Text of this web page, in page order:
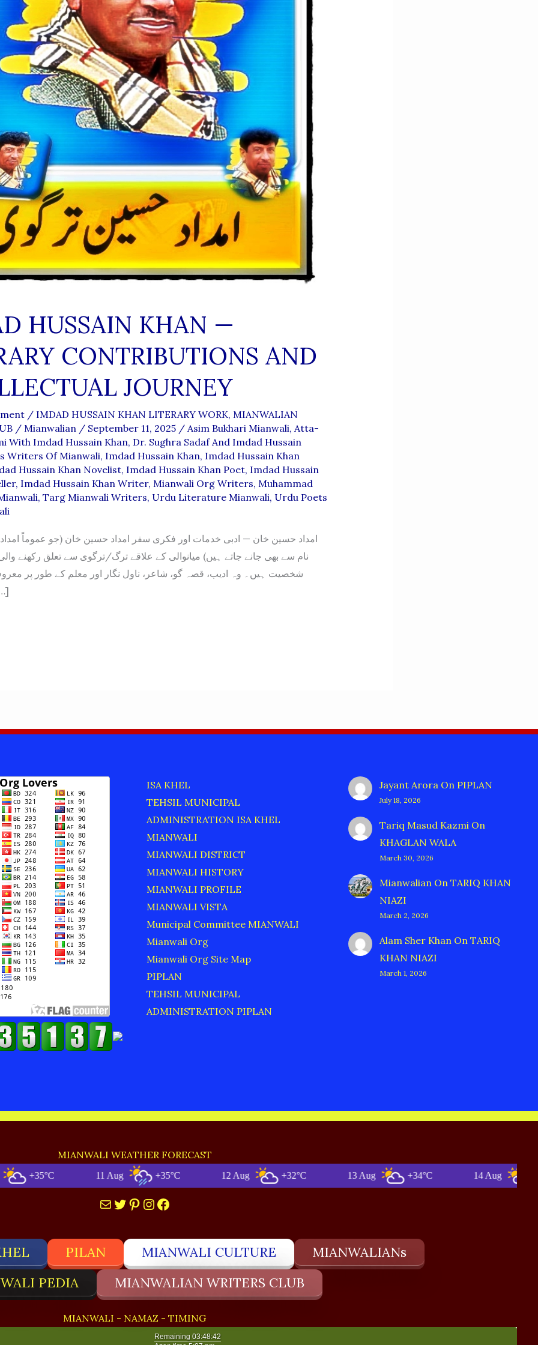
HUSSAIN KHAN —
CONTRIBUTIONS AND
JOURNEY
/ IMDAD HUSSAIN KHAN LITERARY WORK, MIANWALIAN
/ Mianwalian / September 11, 2025 / Asim Bukhari Mianwali, Atta-
With Imdad Hussain Khan, Dr. Sughra Sadaf And Imdad Hussain
Writers Of Mianwali, Imdad Hussain Khan, Imdad Hussain Khan
Hussain Khan Novelist, Imdad Hussain Khan Poet, Imdad Hussain
, Imdad Hussain Khan Writer, Mianwali Org Writers, Muhammad
, Targ Mianwali Writers, Urdu Literature Mianwali, Urdu Poets
امداد حسین خان — ادبی خدمات اور فکری سفر امداد حسین خان (جو عموماً
نام سے بھی جانے جاتے ہیں) میانوالی کے علاقے ترگ/ترگوی سے تعلق رکھنے
شخصیت ہیں۔ وہ ادیب، قصہ گو، شاعر، ناول نگار اور معلم کے طور پر
ISA KHEL
TEHSIL MUNICIPAL
ADMINISTRATION ISA KHEL
MIANWALI
MIANWALI DISTRICT
MIANWALI HISTORY
MIANWALI PROFILE
MIANWALI VISTA
Municipal Committee MIANWALI
Mianwali Org
Mianwali Org Site Map
PIPLAN
TEHSIL MUNICIPAL
ADMINISTRATION PIPLAN
Jayant Arora On PIPLAN
July 18, 2026
Tariq Masud Kazmi On
KHAGLAN WALA
March 30, 2026
Mianwalian On TARIQ KHAN
NIAZI
March 2, 2026
Alam Sher Khan On TARIQ
KHAN NIAZI
March 1, 2026
MIANWALI WEATHER FORECAST
+35°C +35°C +32°C +34°C +35°C
MailTwitter
Pinterest
Instagram
Facebook
PILAN MIANWALI CULTURE
MIANWALIANs
PEDIA
MIANWALIAN WRITERS CLUB
MIANWALI - NAMAZ - TIMING